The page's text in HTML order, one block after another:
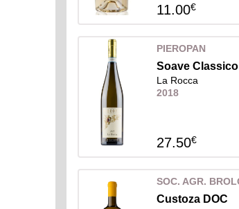
11.00€
PIEROPAN
Soave Classico
La Rocca
2018
27.50€
SOC. AGR.
Custoza DOC